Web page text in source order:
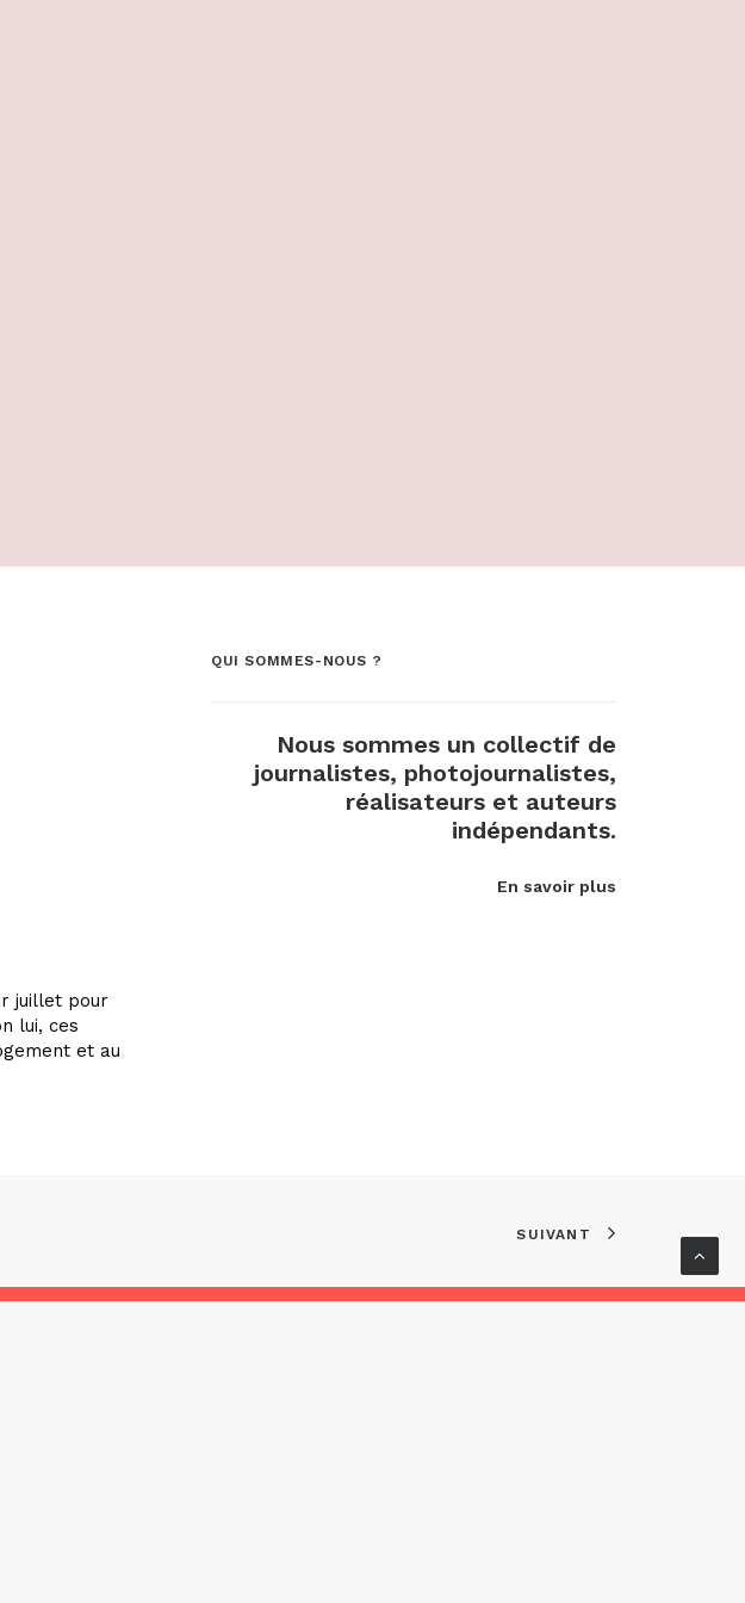
juillet pour
lui, ces
et au
QUI SOMMES-NOUS ?
Nous sommes un collectif de
journalistes, photojournalistes,
réalisateurs et auteurs
indépendants.
En savoir plus
SUIVANT